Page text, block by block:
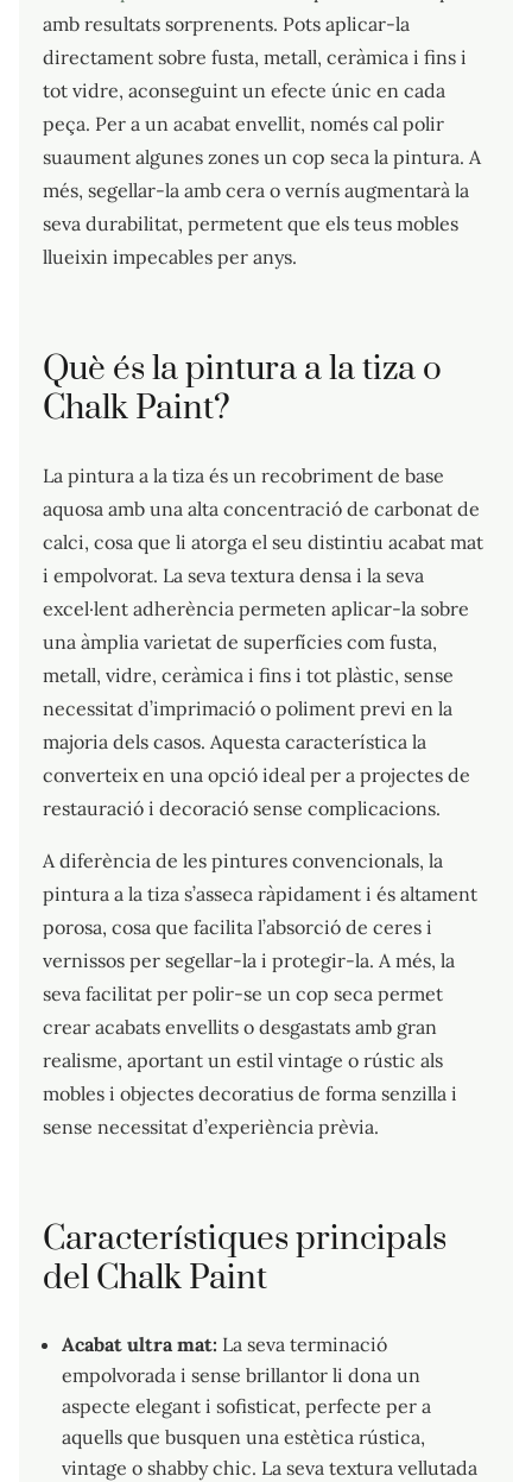
amb resultats sorprenents. Pots aplicar-la
directament sobre fusta, metall, ceràmica i fins i
tot vidre, aconseguint un efecte únic en cada
peça. Per a un acabat envellit, només cal polir
suaument algunes zones un cop seca la pintura. A
més, segellar-la amb cera o vernís augmentarà la
seva durabilitat, permetent que els teus mobles
llueixin impecables per anys.
Què és la pintura a la tiza o
Chalk Paint?
La pintura a la tiza és un recobriment de base
aquosa amb una alta concentració de carbonat de
calci, cosa que li atorga el seu distintiu acabat mat
i empolvorat. La seva textura densa i la seva
excel·lent adherència permeten aplicar-la sobre
una àmplia varietat de superfícies com fusta,
metall, vidre, ceràmica i fins i tot plàstic, sense
necessitat d’imprimació o poliment previ en la
majoria dels casos. Aquesta característica la
converteix en una opció ideal per a projectes de
restauració i decoració sense complicacions.
A diferència de les pintures convencionals, la
pintura a la tiza s’asseca ràpidament i és altament
porosa, cosa que facilita l’absorció de ceres i
vernissos per segellar-la i protegir-la. A més, la
seva facilitat per polir-se un cop seca permet
crear acabats envellits o desgastats amb gran
realisme, aportant un estil vintage o rústic als
mobles i objectes decoratius de forma senzilla i
sense necessitat d’experiència prèvia.
Característiques principals
del Chalk Paint
Acabat ultra mat: La seva terminació
empolvorada i sense brillantor li dona un
aspecte elegant i sofisticat, perfecte per a
aquells que busquen una estètica rústica,
vintage o shabby chic. La seva textura vellutada